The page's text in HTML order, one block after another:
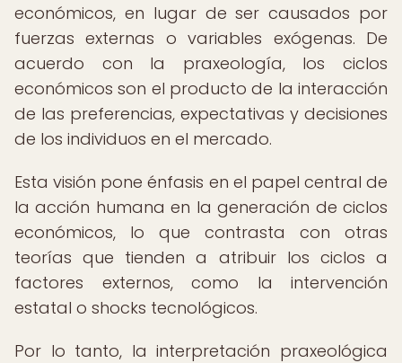
económicos, en lugar de ser causados por
fuerzas externas o variables exógenas. De
acuerdo con la praxeología, los ciclos
económicos son el producto de la interacción
de las preferencias, expectativas y decisiones
de los individuos en el mercado.
Esta visión pone énfasis en el papel central de
la acción humana en la generación de ciclos
económicos, lo que contrasta con otras
teorías que tienden a atribuir los ciclos a
factores externos, como la intervención
estatal o shocks tecnológicos.
Por lo tanto, la interpretación praxeológica